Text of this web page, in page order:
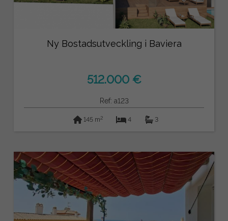
Ny Bostadsutveckling i Baviera
512.000 €
Ref: a123
145 m2 4 3